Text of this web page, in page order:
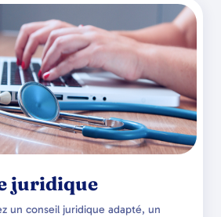
juridique
un conseil juridique adapté, un